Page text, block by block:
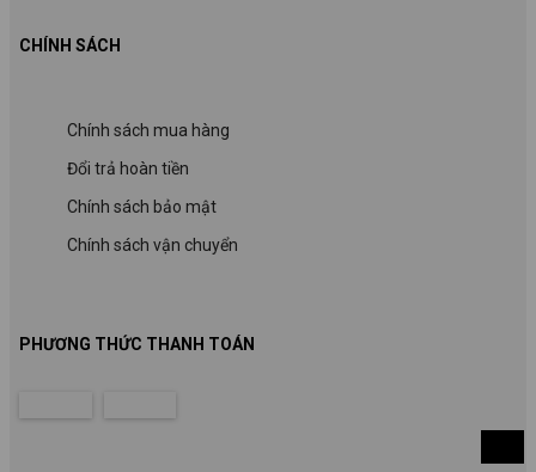
CHÍNH SÁCH
Chính sách mua hàng
Đổi trả hoàn tiền
Chính sách bảo mật
Chính sách vận chuyển
PHƯƠNG THỨC THANH TOÁN